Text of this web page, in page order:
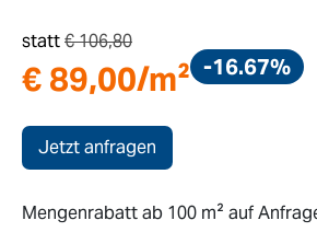
statt€106,80
€ 89,00/m² -16.67%
Jetzt anfragen
Mengenrabatt ab 100 m² auf